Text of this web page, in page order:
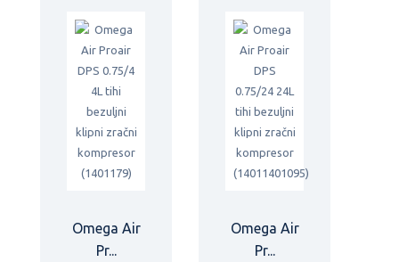
Omega Air
Pr...
Omega Air
Pr...